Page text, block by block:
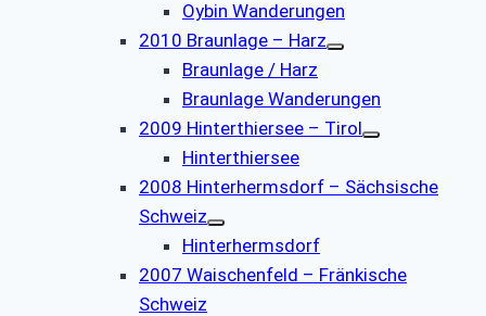
Oybin Wanderungen
2010 Braunlage – Harz
Braunlage / Harz
Braunlage Wanderungen
2009 Hinterthiersee – Tirol
Hinterthiersee
2008 Hinterhermsdorf – Sächsische
Schweiz
Hinterhermsdorf
2007 Waischenfeld – Fränkische
Schweiz